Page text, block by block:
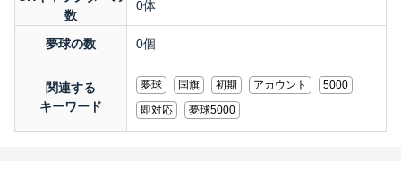
数
0体
夢球の数 0個
関連する
キーワード
夢球 国旗 初期 アカウント
5000
即対応
夢球5000